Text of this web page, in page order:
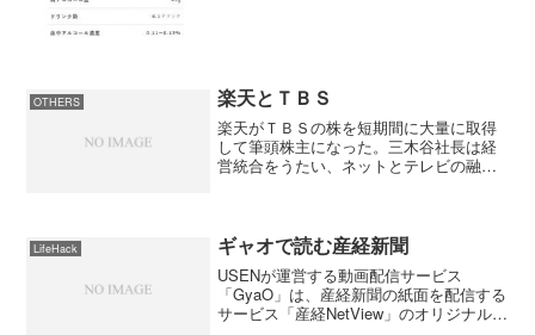
OTHERS 楽天とＴＢＳ
楽天がＴＢＳの株を短期間に大量に取得
して筆頭株主になった。三木谷社長は経
営統合をうたい、ネットとテレビの融合
勢や口調などはソフトだが...
LifeHack ギャオで読む産経新聞
USENが運営する動画配信サービス
「GyaO」は、産経新聞の紙面を配信する
サービス「産経NetView」のオリジナルダ